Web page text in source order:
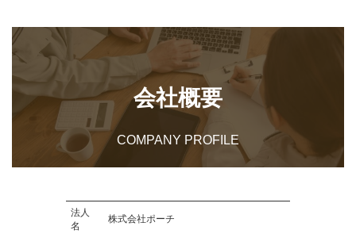
会社概要
COMPANY PROFILE
法人
名
株式会社ポーチ